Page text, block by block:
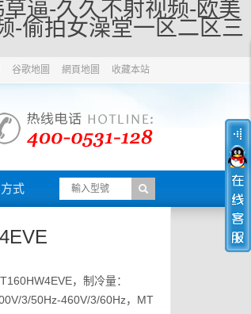
逼-久久不射视频-欧美
-偷拍女澡堂一区二区三
谷歌地圖 網頁地圖 收藏本站
式
，制冷量：
3/50Hz-460V/3/60Hz，MT